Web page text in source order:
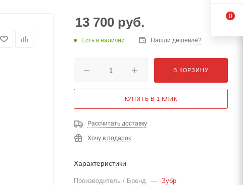
13 700 руб.
Есть в наличии Нашли дешевле?
В КОРЗИНУ
КУПИТЬ В 1 КЛИК
Рассчитать доставку
Хочу в подарок
Характеристики
Производитель / Бренд — Зубр
0